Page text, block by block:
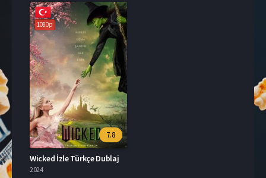
1080p
7.8
Wicked İzle Türkçe Dublaj
2024